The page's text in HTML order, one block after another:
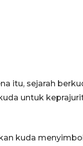
itu, sejarah
untuk
kuda